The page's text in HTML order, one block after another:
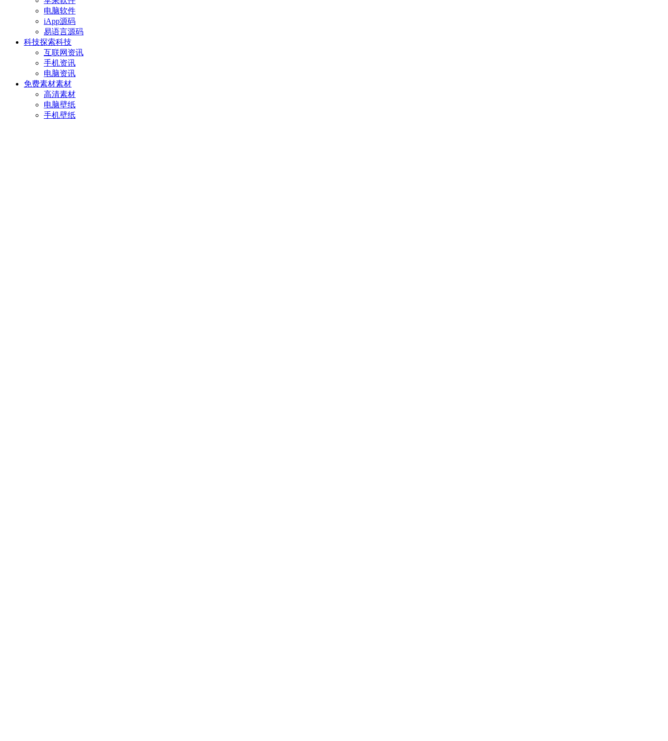
电脑软件
iApp源码
易语言源码
科技探索科技
互联网资讯
手机资讯
电脑资讯
免费素材素材
高清素材
电脑壁纸
手机壁纸